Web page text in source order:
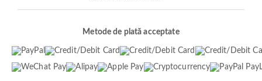
Metode de plată acceptate